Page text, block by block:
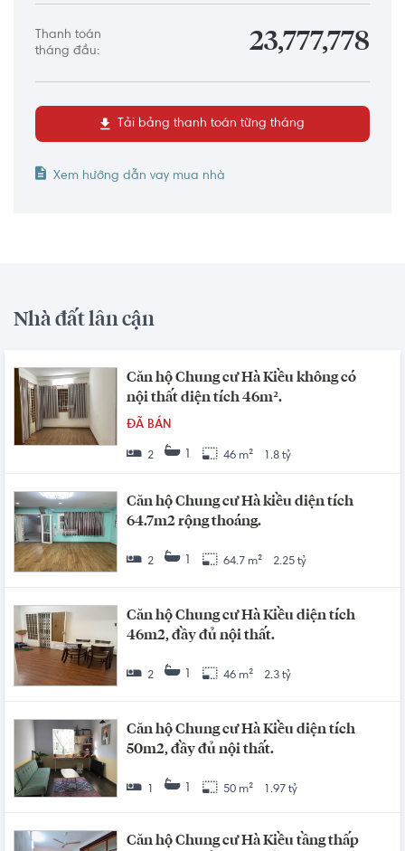
Thanh toán
tháng đầu:
23,777,778
Tải bảng thanh toán từng tháng
Xem hướng dẫn vay mua nhà
Nhà đất lân cận
Căn hộ Chung cư Hà Kiều không có
nội thất diện tích 46m².
ĐÃ BÁN
2 1 46 m² 1.8 tỷ
Căn hộ Chung cư Hà kiều diện tích
64.7m2 rộng thoáng.
2 1 64.7 m² 2.25 tỷ
Căn hộ Chung cư Hà Kiều diện tích
46m2, đầy đủ nội thất.
2 1 46 m² 2.3 tỷ
Căn hộ Chung cư Hà Kiều diện tích
50m2, đầy đủ nội thất.
1 50 m² 1.97 tỷ
Căn hộ Chung cư Hà Kiều tầng thấp